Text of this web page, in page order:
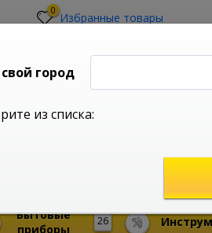
0 Избранные товары
26
Бытовые
приборы
город
из списка: